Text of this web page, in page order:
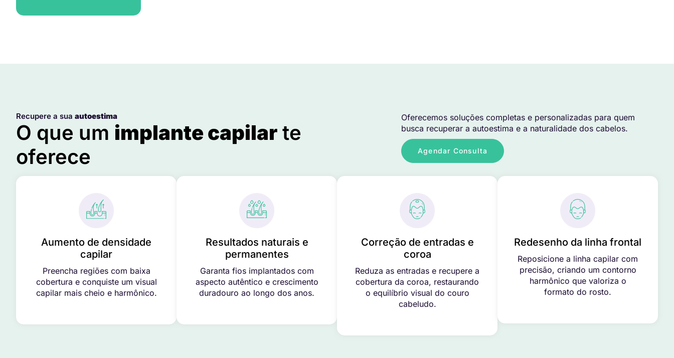
Recupere a sua autoestima
O que um implante capilar te
oferece
Oferecemos soluções completas e personalizadas para quem
busca recuperar a autoestima e a naturalidade dos cabelos.
Agendar Consulta
Aumento de densidade
capilar
Preencha regiões com baixa
cobertura e conquiste um visual
capilar mais cheio e harmônico.
Resultados naturais e
permanentes
Garanta fios implantados com
aspecto autêntico e crescimento
duradouro ao longo dos anos.
Correção de entradas e
coroa
Reduza as entradas e recupere a
cobertura da coroa, restaurando
o equilíbrio visual do couro
cabeludo.
Redesenho da linha frontal
Reposicione a linha capilar com
precisão, criando um contorno
harmônico que valoriza o
formato do rosto.